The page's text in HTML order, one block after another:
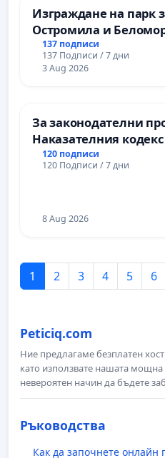
Изграждане на парк
Остромила и
137 подписи
137 Подписи / 7 дни
3 Aug 2026
За законодателни
Наказателния
наказателната
непълнолетните при
120 подписи
120 Подписи / 7 дни
8 Aug 2026
1 2 3 4 5 6
Peticiq.com
Ние предлагаме безплатен
като използвате нашата мощна
невероятен начин да бъдете
Ръководства
Как да започнете онлайн